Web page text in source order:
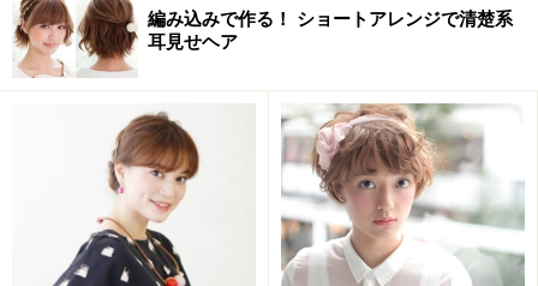
顔型 卵型 三角 丸型 ベース型 逆三角
髪量 少ない 普通 多い
髪質 柔らかい 普通
編み込みで作る！ ショートアレンジで清楚系
耳見せヘア